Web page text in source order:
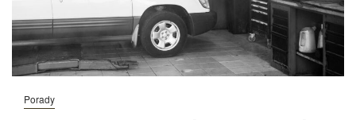
Porady